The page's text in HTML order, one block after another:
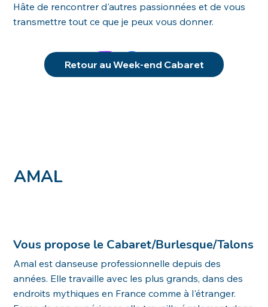
Hâte de rencontrer d'autres passionnées et de vous
transmettre tout ce que je peux vous donner.
Retour au Week-end Cabaret
AMAL
Vous propose le Cabaret/Burlesque/Talons
Amal est danseuse professionnelle depuis des
années. Elle travaille avec les plus grands, dans des
endroits mythiques en France comme à l'étranger.